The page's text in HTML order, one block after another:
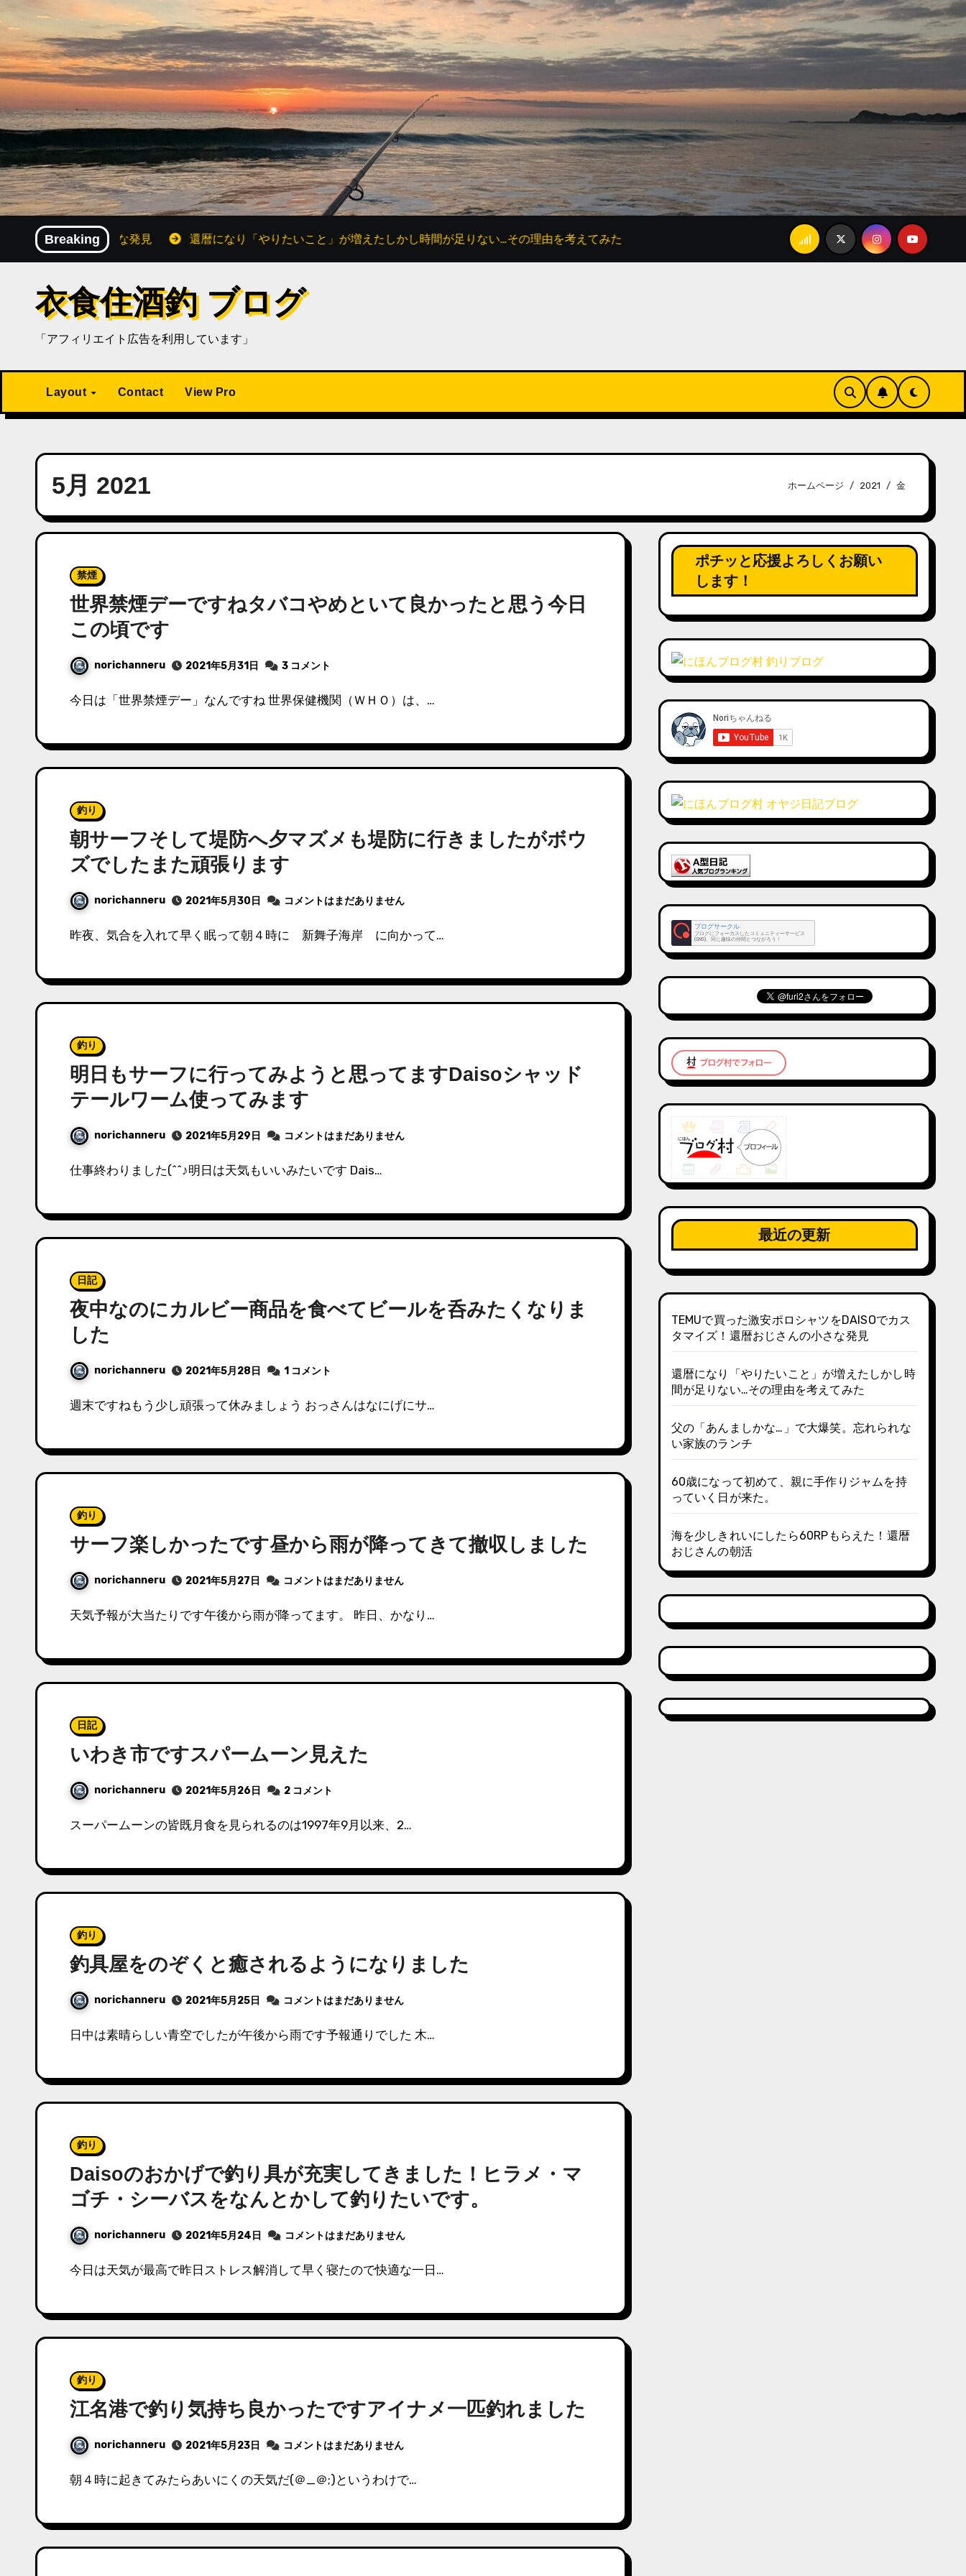
容
を
ス
キ
ッ
プ
Breaking
んの小さな発見 還暦になり「やりたいこと」が増えたしかし時間が足りない…その理由を考えてみた 父の「あんましかな…」で大爆笑。忘れられない家族のランチ
衣食住酒釣 ブログ
「アフィリエイト広告を利用しています」
Layout Contact View Pro
5月 2021 ホームページ 2021 金
禁煙
世界禁煙デーですねタバコやめといて良かったと思う今日
この頃です
norichanneru 2021年5月31日 3 コメント
今日は「世界禁煙デー」なんですね 世界保健機関（ＷＨＯ）は、…
釣り
朝サーフそして堤防へ夕マズメも堤防に行きましたがボウ
ズでしたまた頑張ります
norichanneru 2021年5月30日 コメントはまだありません
昨夜、気合を入れて早く眠って朝４時に 新舞子海岸 に向かって…
釣り
明日もサーフに行ってみようと思ってますDaisoシャッド
テールワーム使ってみます
norichanneru 2021年5月29日 コメントはまだありません
仕事終わりました(^^♪明日は天気もいいみたいです Dais…
日記
夜中なのにカルビー商品を食べてビールを呑みたくなりま
した
norichanneru 2021年5月28日 1 コメント
週末ですねもう少し頑張って休みましょう おっさんはなにげにサ…
釣り
サーフ楽しかったです昼から雨が降ってきて撤収しました
norichanneru 2021年5月27日 コメントはまだありません
天気予報が大当たりです午後から雨が降ってます。 昨日、かなり…
日記
いわき市ですスパームーン見えた
norichanneru 2021年5月26日 2 コメント
スーパームーンの皆既月食を見られるのは1997年9月以来、2…
釣り
釣具屋をのぞくと癒されるようになりました
norichanneru 2021年5月25日 コメントはまだありません
日中は素晴らしい青空でしたが午後から雨です予報通りでした 木…
釣り
Daisoのおかげで釣り具が充実してきました！ヒラメ・マ
ゴチ・シーバスをなんとかして釣りたいです。
norichanneru 2021年5月24日 コメントはまだありません
今日は天気が最高で昨日ストレス解消して早く寝たので快適な一日…
釣り
江名港で釣り気持ち良かったですアイナメ一匹釣れました
norichanneru 2021年5月23日 コメントはまだありません
朝４時に起きてみたらあいにくの天気だ(＠_＠;)というわけで…
ポチッと応援よろしくお願い
します！
ブログサークル
ブログにフォーカスしたコミュニティーサービス
(SNS)。同じ趣味の仲間とつながろう！
最近の更新
TEMUで買った激安ポロシャツをDAISOでカス
タマイズ！還暦おじさんの小さな発見
還暦になり「やりたいこと」が増えたしかし時
間が足りない…その理由を考えてみた
父の「あんましかな…」で大爆笑。忘れられな
い家族のランチ
60歳になって初めて、親に手作りジャムを持
っていく日が来た。
海を少しきれいにしたら60RPもらえた！還暦
おじさんの朝活